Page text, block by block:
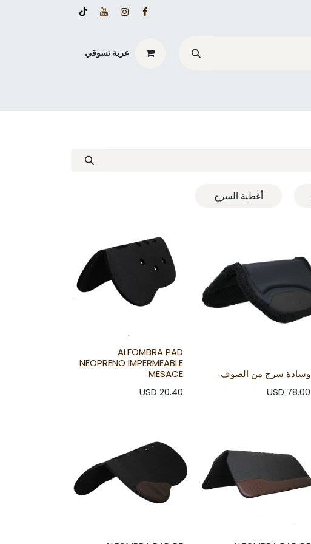
عربة تسوقي
أغطية السرج
وسادة سرج من الصوف
USD 78.00
ALFOMBRA PAD
NEOPRENO IMPERMEABLE
MESACE
USD 20.40